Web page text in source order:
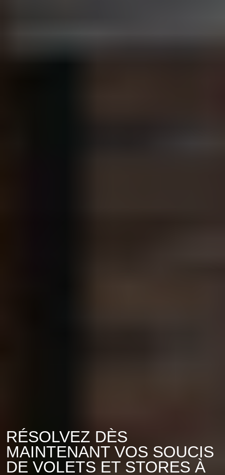
RÉSOLVEZ DÈS
MAINTENANT VOS SOUCIS
DE VOLETS ET STORES À